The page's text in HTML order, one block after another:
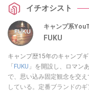
イチオシスト
キャンプ系
FUKU
キャンプ歴15年のキャンプ
「 FUKU 」を開設し、ロマン
で、思い込み固定観念を交
している。定番ブランドの